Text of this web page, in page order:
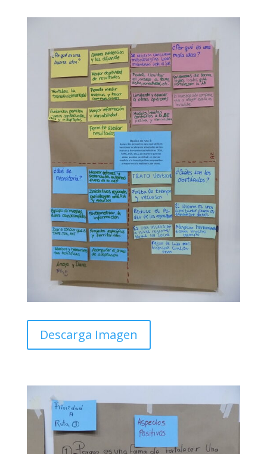
Descarga Imagen